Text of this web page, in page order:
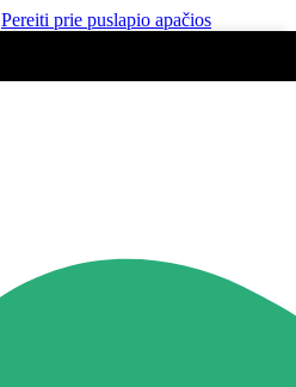
Pereiti prie puslapio apačios